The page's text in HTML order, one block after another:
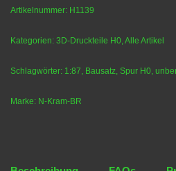
Artikelnummer: H1139
Kategorien: 3D-Druckteile H0 Alle Artikel
Schlagwörter: 1:87 Bausatz Spur H0
Marke: N-Kram-BR